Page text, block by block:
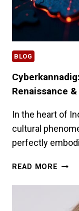
BLOG
Renaissance
In the heart of
cultural
perfectly
READ MORE